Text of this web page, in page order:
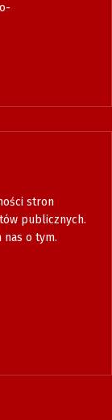
stron
publicznych.
nas o tym.